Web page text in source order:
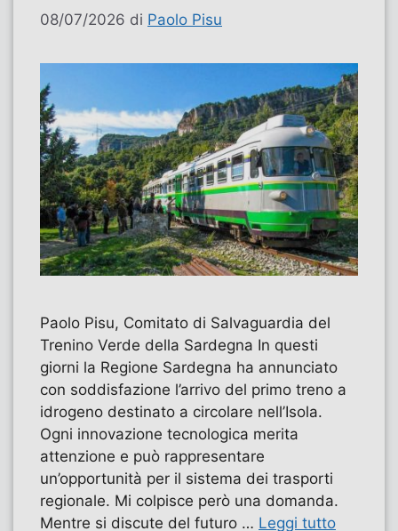
08/07/2026 di Paolo Pisu
Paolo Pisu, Comitato di Salvaguardia del
Trenino Verde della Sardegna In questi
giorni la Regione Sardegna ha annunciato
con soddisfazione l’arrivo del primo treno a
idrogeno destinato a circolare nell’Isola.
Ogni innovazione tecnologica merita
attenzione e può rappresentare
un’opportunità per il sistema dei trasporti
regionale. Mi colpisce però una domanda.
Mentre si discute del futuro … Leggi tutto